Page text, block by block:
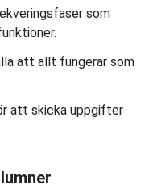
som
att allt fungerar som
att skicka uppgifter